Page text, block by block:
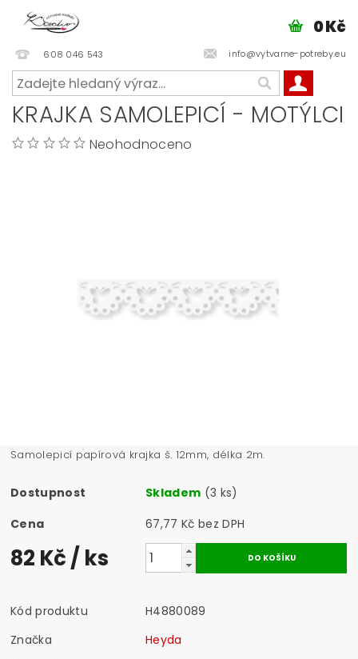
608 046 543 info@vytvarne-potreby.eu
0 Kč
KRAJKA SAMOLEPICÍ - MOTÝLCI
Neohodnoceno
Samolepicí papírová krajka š. 12mm, délka 2m.
Dostupnost Skladem (3 ks)
Cena
67,77 Kč bez DPH
82 Kč/ ks
Kód produktu
H4880089
Značka
Heyda